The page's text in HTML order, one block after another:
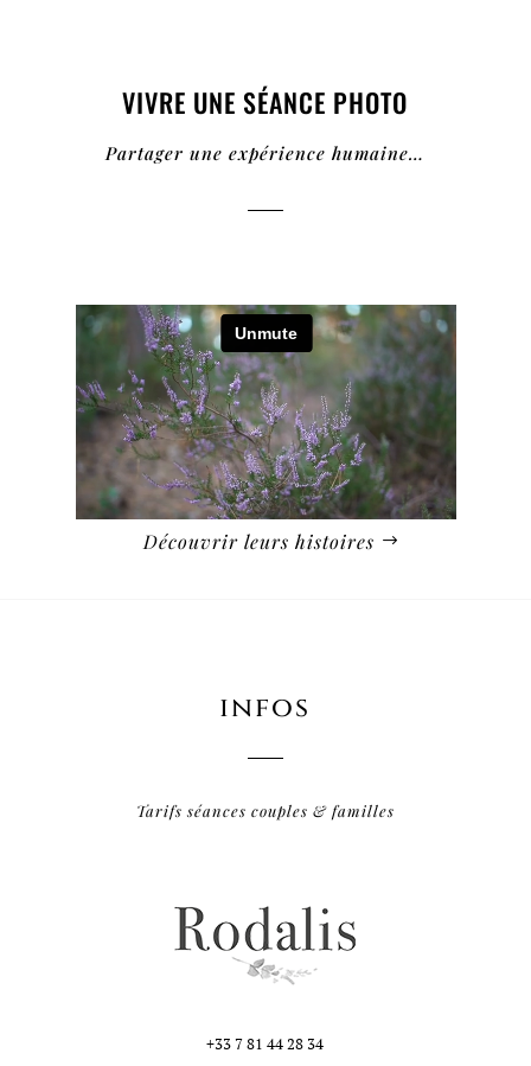
VIVRE UNE SÉANCE PHOTO
Partager une expérience humaine…
Découvrir leurs histoires
infos
Tarifs séances couples & familles
+33 7 81 44 28 34